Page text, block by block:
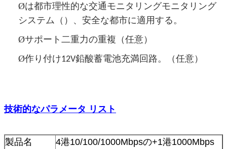
Øは都市理性的な交通モニタリングモニタリング
システム（）、安全な都市に適用する。
Øサポート二重力の重複（任意）
Ø作り付け12V鉛酸蓄電池充満回路。（任意）
技術的なパラメータ リスト
製品名
4港10/100/1000Mbpsの+1港1000Mbps